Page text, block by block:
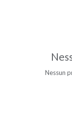
Nessun